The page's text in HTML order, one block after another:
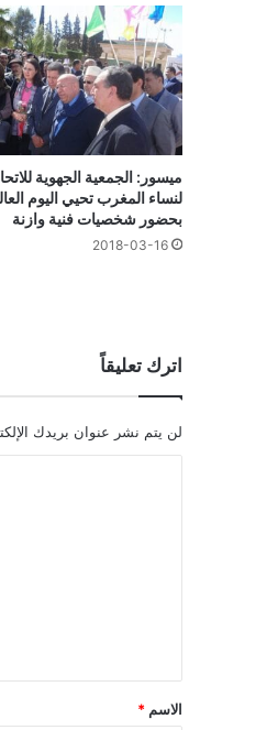
ميسور: الجمعية الجهوية
لنساء المغرب تحيي اليوم
بحضور شخصيات فنية وازنة
2018-03-16
اترك تعليقاً
لن يتم نشر عنوان بريدك
*
الاسم *